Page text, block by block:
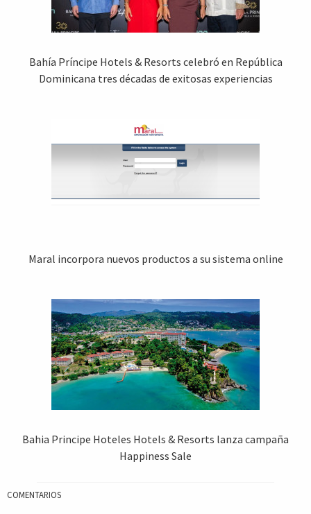
Bahía Príncipe Hotels & Resorts celebró en República
Dominicana tres décadas de exitosas experiencias
Maral incorpora nuevos productos a su sistema online
Bahia Principe Hoteles Hotels & Resorts lanza campaña
Happiness Sale
COMENTARIOS